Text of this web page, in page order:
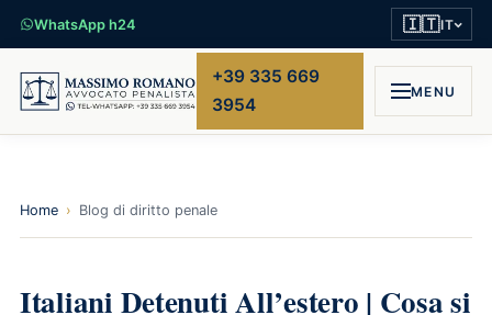
WhatsApp h24 🇮🇹IT
+39 335 669
3954
MENU
Home › Blog di diritto penale
Italiani Detenuti All’estero | Cosa si